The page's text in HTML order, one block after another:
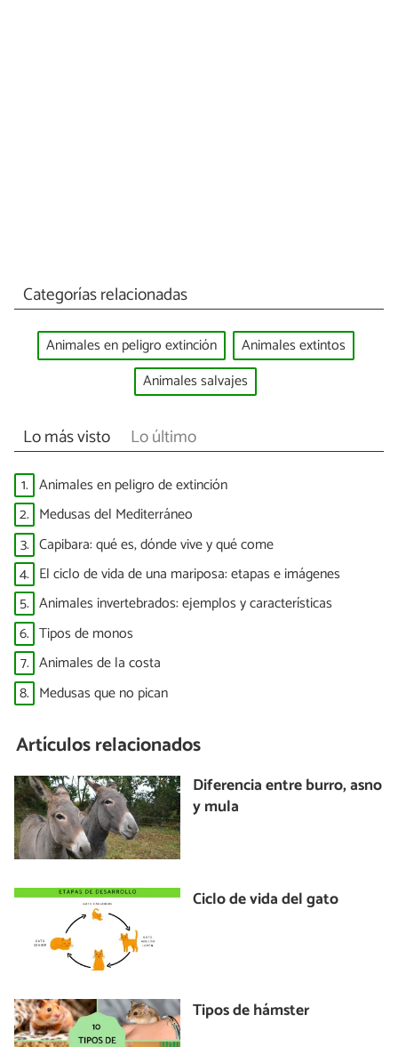
Categorías relacionadas
Animales en peligro extinción
Animales extintos
Animales salvajes
Lo más visto Lo último
1. Animales en peligro de extinción
2. Medusas del Mediterráneo
3. Capibara: qué es, dónde vive y qué come
4. El ciclo de vida de una mariposa: etapas e imágenes
5. Animales invertebrados: ejemplos y características
6. Tipos de monos
7. Animales de la costa
8. Medusas que no pican
Artículos relacionados
Diferencia entre burro, asno
y mula
Ciclo de vida del gato
Tipos de hámster